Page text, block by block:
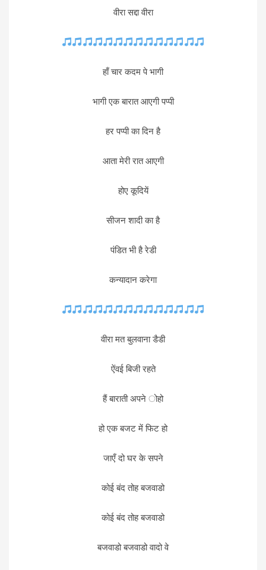
वीरा सद्दा वीरा
हाँ चार कदम पे भागी
भागी एक बारात आएगी पप्पी
हर पप्पी का दिन है
आता मेरी रात आएगी
होए कूदियें
सीजन शादी का है
पंडित भी है रेडी
कन्यादान करेगा
वीरा मत बुलवाना डैडी
ऐंवई बिजी रहते
हैं बाराती अपने ोहो
हो एक बजट में फिट हो
जाएँ दो घर के सपने
कोई बंद तोह बजवाडो
कोई बंद तोह बजवाडो
बजवाडो बजवाडो वादो वे